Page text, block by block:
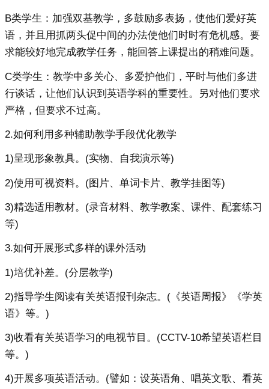
B类学生：加强双基教学，多鼓励多表扬，使他们爱好英
语，并且用抓两头促中间的办法使他们时时有危机感。要
求能较好地完成教学任务，能回答上课提出的稍难问题。
C类学生：教学中多关心、多爱护他们，平时与他们多进
行谈话，让他们认识到英语学科的重要性。另对他们要求
严格，但要求不过高。
2.如何利用多种辅助教学手段优化教学
1)呈现形象教具。(实物、自我演示等)
2)使用可视资料。(图片、单词卡片、教学挂图等)
3)精选适用教材。(录音材料、教学教案、课件、配套练习
等)
3.如何开展形式多样的课外活动
1)培优补差。(分层教学)
2)指导学生阅读有关英语报刊杂志。(《英语周报》《学英
语》等。)
3)收看有关英语学习的电视节目。(CCTV-10希望英语栏目
等。)
4)开展多项英语活动。(譬如：设英语角、唱英文歌、看英